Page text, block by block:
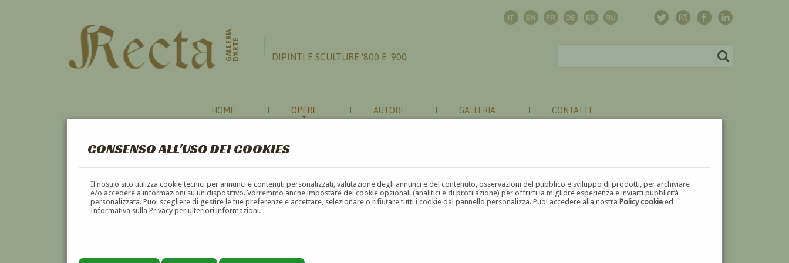
CONSENSO ALL'USO DEI COOKIES
Il nostro sito utilizza cookie tecnici per annunci e contenuti personalizzati, valutazione degli annunci e del contenuto, osservazioni del pubblico e sviluppo di prodotti, per archiviare
e/o accedere a informazioni su un dispositivo. Vorremmo anche impostare dei cookie opzionali (analitici e di profilazione) per offrirti la migliore esperienza e inviarti pubblicità
personalizzata. Puoi scegliere di gestire le tue preferenze e accettare, selezionare o rifiutare tutti i cookie dal pannello personalizza. Puoi accedere alla nostraPolicy cookie ed
Informativa sulla Privacy per ulteriori informazioni.
GALLERIAD'ARTE DIPINTI E SCULTURE '800 E '900
HOME OPERE AUTORI GALLERIA CONTATTI
NUOVE PROPOSTE
A B C D E F G H I J K L M N O P Q R S T U V W X Y Z ⬅